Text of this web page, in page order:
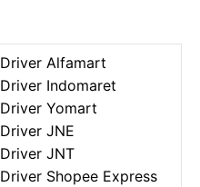
Driver Alfamart
Driver Indomaret
Driver Yomart
Driver JNE
Driver JNT
Driver Shopee Express